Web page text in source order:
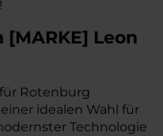
[MARKE] Leon
Rotenburg
idealen Wahl für
Technologie